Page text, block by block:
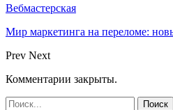
Вебмастерская
Мир маркетинга на переломе:
Prev Next
Комментарии закрыты.